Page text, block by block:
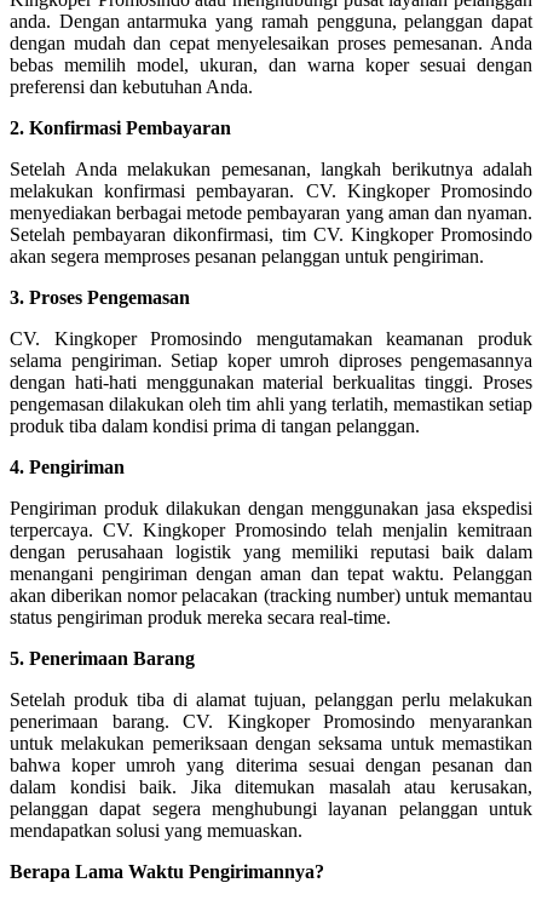
anda. Dengan antarmuka yang ramah pengguna, pelanggan dapat
dengan mudah dan cepat menyelesaikan proses pemesanan. Anda
bebas memilih model, ukuran, dan warna koper sesuai dengan
preferensi dan kebutuhan Anda.
2. Konfirmasi Pembayaran
Setelah Anda melakukan pemesanan, langkah berikutnya adalah
melakukan konfirmasi pembayaran. CV. Kingkoper Promosindo
menyediakan berbagai metode pembayaran yang aman dan nyaman.
Setelah pembayaran dikonfirmasi, tim CV. Kingkoper Promosindo
akan segera memproses pesanan pelanggan untuk pengiriman.
3. Proses Pengemasan
CV. Kingkoper Promosindo mengutamakan keamanan produk
selama pengiriman. Setiap koper umroh diproses pengemasannya
dengan hati-hati menggunakan material berkualitas tinggi. Proses
pengemasan dilakukan oleh tim ahli yang terlatih, memastikan setiap
produk tiba dalam kondisi prima di tangan pelanggan.
4. Pengiriman
Pengiriman produk dilakukan dengan menggunakan jasa ekspedisi
terpercaya. CV. Kingkoper Promosindo telah menjalin kemitraan
dengan perusahaan logistik yang memiliki reputasi baik dalam
menangani pengiriman dengan aman dan tepat waktu. Pelanggan
akan diberikan nomor pelacakan (tracking number) untuk memantau
status pengiriman produk mereka secara real-time.
5. Penerimaan Barang
Setelah produk tiba di alamat tujuan, pelanggan perlu melakukan
penerimaan barang. CV. Kingkoper Promosindo menyarankan
untuk melakukan pemeriksaan dengan seksama untuk memastikan
bahwa koper umroh yang diterima sesuai dengan pesanan dan
dalam kondisi baik. Jika ditemukan masalah atau kerusakan,
pelanggan dapat segera menghubungi layanan pelanggan untuk
mendapatkan solusi yang memuaskan.
Berapa Lama Waktu Pengirimannya?